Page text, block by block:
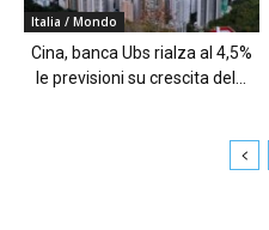
Italia / Mondo
Cina, banca Ubs rialza al 4,5%
le previsioni su crescita del...